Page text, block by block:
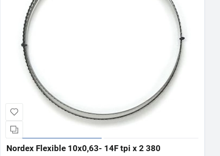
Nordex Flexible 10х0,63- 14F tpi x 2 380